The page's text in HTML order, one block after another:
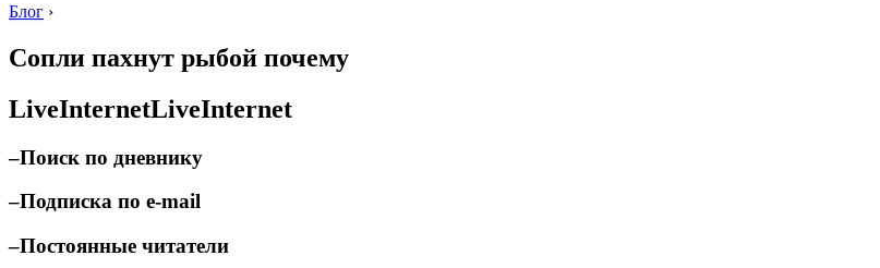
Блог ›
Сопли пахнут рыбой почему
LiveInternetLiveInternet
–Поиск по дневнику
–Подписка по e-mail
–Постоянные читатели